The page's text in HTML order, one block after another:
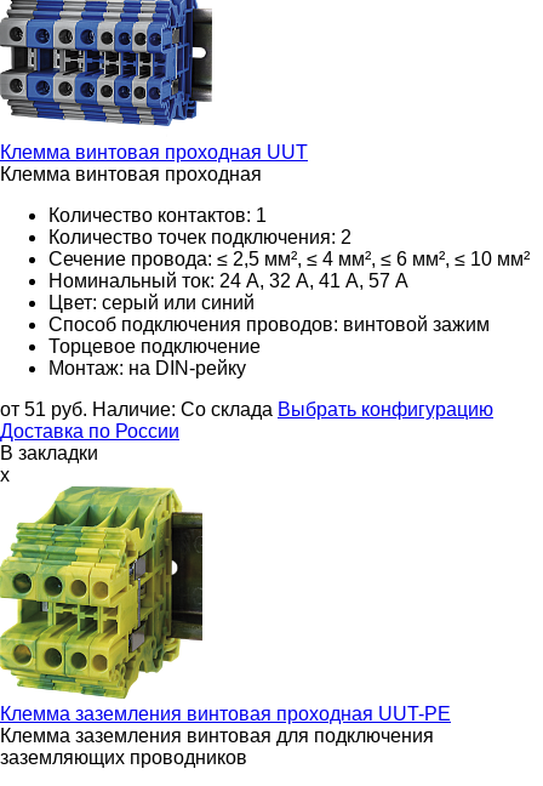
Клемма винтовая проходная UUT
Клемма винтовая проходная
Количество контактов: 1
Количество точек подключения: 2
Сечение провода: ≤ 2,5 мм², ≤ 4 мм², ≤ 6 мм², ≤ 10 мм²
Номинальный ток: 24 А, 32 А, 41 А, 57 А
Цвет: серый или синий
Способ подключения проводов: винтовой зажим
Торцевое подключение
Монтаж: на DIN-рейку
от 51 руб. Наличие: Со склада Выбрать конфигурацию
Доставка по России
В закладки
x
Клемма заземления винтовая проходная UUT-PE
Клемма заземления винтовая для подключения
заземляющих проводников